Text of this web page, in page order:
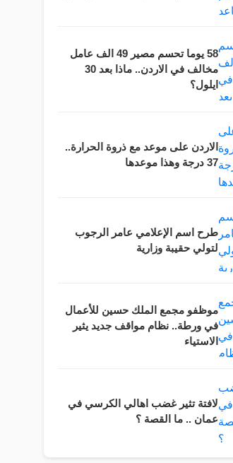
58 يوما تحسم مصير 49 الف عامل
مخالف في الاردن.. ماذا بعد 30
ايلول؟
الاردن على موعد مع ذروة الحرارة..
37 درجة وهذا موعدها
طرح اسم الإعلامي عامر الرجوب
لتولي حقيبة وزارية
موظفو مجمع الملك حسين للأعمال
في ورطة.. نظام مواقف جديد يثير
الاستياء
لافتة تثير غضب اهالي الكرسي في
عمان .. ما القصة ؟